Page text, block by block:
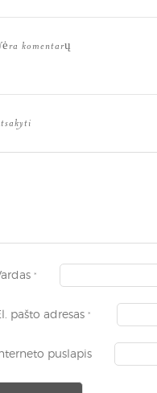
komentarų
*
pašto adresas *
puslapis